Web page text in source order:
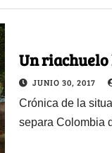
Un riachuelo
JUNIO 30, 2017
Crónica de la
separa Colombia